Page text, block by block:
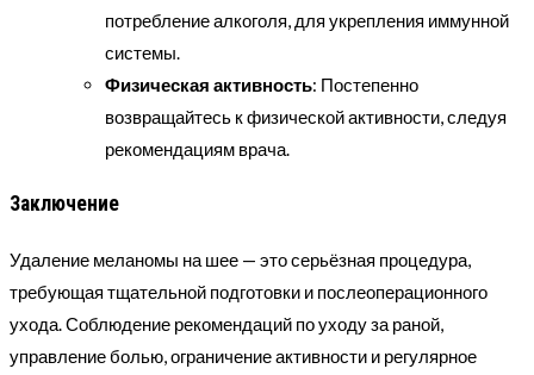
потребление алкоголя, для укрепления иммунной
системы.
Физическая активность: Постепенно
возвращайтесь к физической активности, следуя
рекомендациям врача.
Заключение
Удаление меланомы на шее — это серьёзная процедура,
требующая тщательной подготовки и послеоперационного
ухода. Соблюдение рекомендаций по уходу за раной,
управление болью, ограничение активности и регулярное